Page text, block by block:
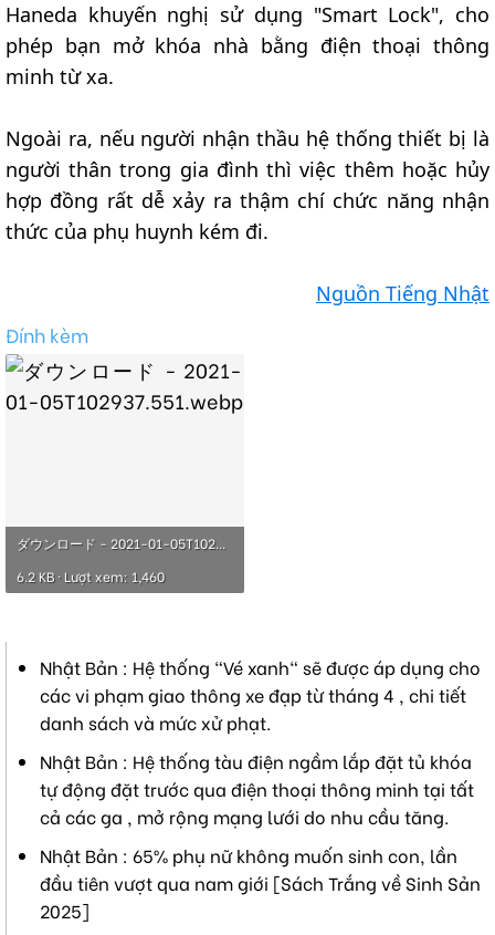
Haneda khuyến nghị sử dụng "Smart Lock", cho
phép bạn mở khóa nhà bằng điện thoại thông
minh từ xa.
Ngoài ra, nếu người nhận thầu hệ thống thiết bị là
người thân trong gia đình thì việc thêm hoặc hủy
hợp đồng rất dễ xảy ra thậm chí chức năng nhận
thức của phụ huynh kém đi.
Nguồn Tiếng Nhật
Đính kèm
ダウンロード - 2021-01-05T102937.551.webp
6.2 KB · Lượt xem: 1,460
Nhật Bản : Hệ thống "Vé xanh" sẽ được áp dụng cho
các vi phạm giao thông xe đạp từ tháng 4 , chi tiết
danh sách và mức xử phạt.
Nhật Bản : Hệ thống tàu điện ngầm lắp đặt tủ khóa
tự động đặt trước qua điện thoại thông minh tại tất
cả các ga , mở rộng mạng lưới do nhu cầu tăng.
Nhật Bản : 65% phụ nữ không muốn sinh con, lần
đầu tiên vượt qua nam giới [Sách Trắng về Sinh Sản
2025]